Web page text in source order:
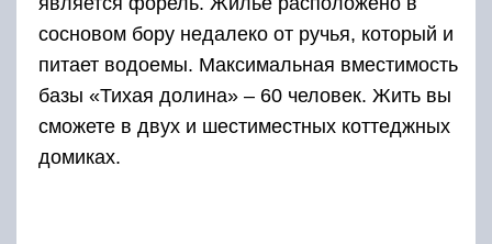
сосновом бору недалеко от ручья, который и
питает водоемы. Максимальная вместимость
базы «Тихая долина» – 60 человек. Жить вы
сможете в двух и шестиместных коттеджных
домиках.